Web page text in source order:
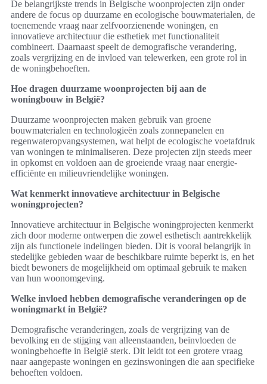
De belangrijkste trends in Belgische woonprojecten zijn onder
andere de focus op duurzame en ecologische bouwmaterialen, de
toenemende vraag naar zelfvoorzienende woningen, en
innovatieve architectuur die esthetiek met functionaliteit
combineert. Daarnaast speelt de demografische verandering,
zoals vergrijzing en de invloed van telewerken, een grote rol in
de woningbehoeften.
Hoe dragen duurzame woonprojecten bij aan de
woningbouw in België?
Duurzame woonprojecten maken gebruik van groene
bouwmaterialen en technologieën zoals zonnepanelen en
regenwateropvangsystemen, wat helpt de ecologische voetafdruk
van woningen te minimaliseren. Deze projecten zijn steeds meer
in opkomst en voldoen aan de groeiende vraag naar energie-
efficiënte en milieuvriendelijke woningen.
Wat kenmerkt innovatieve architectuur in Belgische
woningprojecten?
Innovatieve architectuur in Belgische woningprojecten kenmerkt
zich door moderne ontwerpen die zowel esthetisch aantrekkelijk
zijn als functionele indelingen bieden. Dit is vooral belangrijk in
stedelijke gebieden waar de beschikbare ruimte beperkt is, en het
biedt bewoners de mogelijkheid om optimaal gebruik te maken
van hun woonomgeving.
Welke invloed hebben demografische veranderingen op de
woningmarkt in België?
Demografische veranderingen, zoals de vergrijzing van de
bevolking en de stijging van alleenstaanden, beïnvloeden de
woningbehoefte in België sterk. Dit leidt tot een grotere vraag
naar aangepaste woningen en gezinswoningen die aan specifieke
behoeften voldoen.